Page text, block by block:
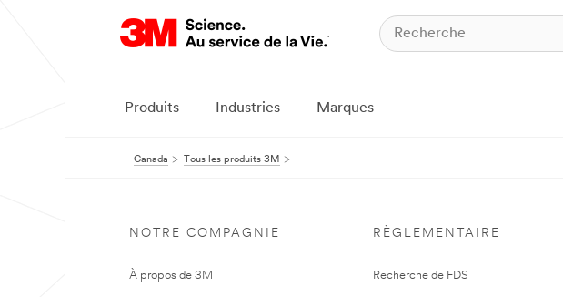
Produits Industries Marques
Canada Tous les produits 3M
NOTRE COMPAGNIE
À propos de 3M
RÈGLEMENTAIRE
Recherche de FDS